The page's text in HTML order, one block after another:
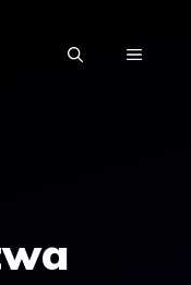
MENU